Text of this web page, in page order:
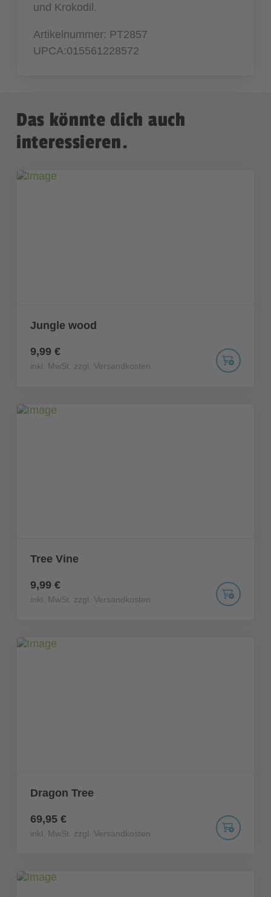
und Krokodil.
Artikelnummer: PT2857
UPCA:015561228572
Das könnte dich auch
interessieren.
Jungle wood
9,99 €
inkl. MwSt. zzgl. Versandkosten
Tree Vine
9,99 €
inkl. MwSt. zzgl. Versandkosten
Dragon Tree
69,95 €
inkl. MwSt. zzgl. Versandkosten